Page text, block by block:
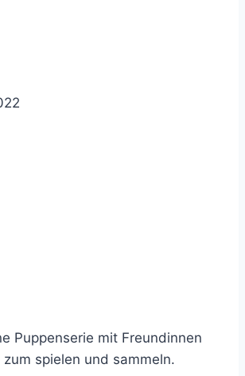
Puppenserie mit Freundinnen
zum spielen und sammeln.